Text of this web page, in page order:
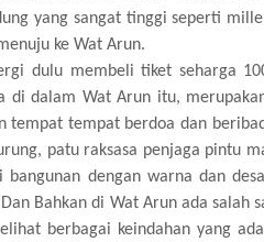
yang sangat tinggi seperti
ke Wat Arun.
dulu membeli tiket seharga
di dalam Wat Arun itu,
tempat tempat berdoa dan
patu raksasa penjaga pintu
dengan warna dan
Bahkan di Wat Arun ada
berbagai keindahan yang